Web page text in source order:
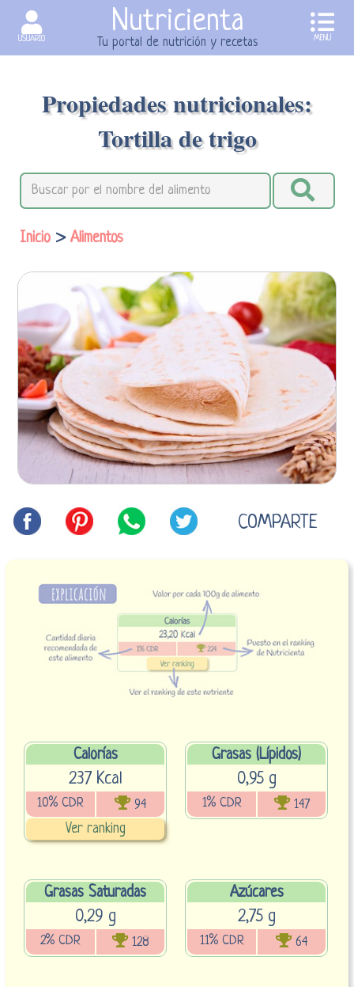
USUARIO
Nutricienta
Tu portal de nutrición y recetas MENU
Propiedades nutricionales:
Tortilla de trigo
Inicio > Alimentos
COMPARTE
Calorías
237 Kcal
10% CDR 94
Ver ranking
Grasas (Lípidos)
0,95 g
1% CDR 147
Grasas Saturadas
0,29 g
2% CDR 128
Azúcares
2,75 g
11% CDR 64